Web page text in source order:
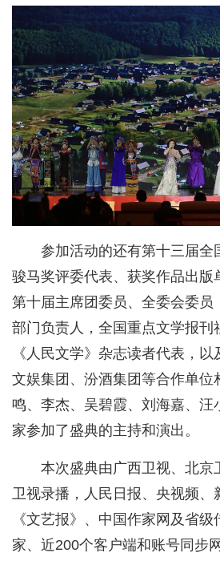
参加活动的还有第十三届全
骏马奖评委代表、获奖作品出版
第十届主席团委员、全委会委员
部门负责人，全国重点文学报刊
《人民文学》杂志读者代表，
文娱集团、汾酒集团等合作单位
鸣、李杰、吴碧霞、刘海嘉、汪
家参加了盛典的主持和演出。
本次盛典由广西卫视、北京
卫视录播，人民日报、央视频、
《文艺报》、中国作家网及省
家、近200个客户端和账号同步